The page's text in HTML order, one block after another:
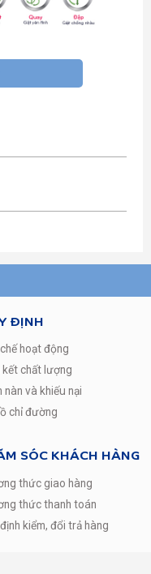
sóc sợi vải bằng
động giặt để phù
đôi tay của bạn với 6
– Đảo – Nén – Đập.
mạnh mẽ hơn.
và dây cu-roa,
gắn trưc tiếp vào
của động cơ và giảm
bộ phận chuyển
ĐỊNH
hoạt động
kết chất lượng
nàn và khiếu nại
chỉ đường
SÓC KHÁCH HÀNG
thức giao hàng
thức thanh toán
kiểm, đổi trả hàng